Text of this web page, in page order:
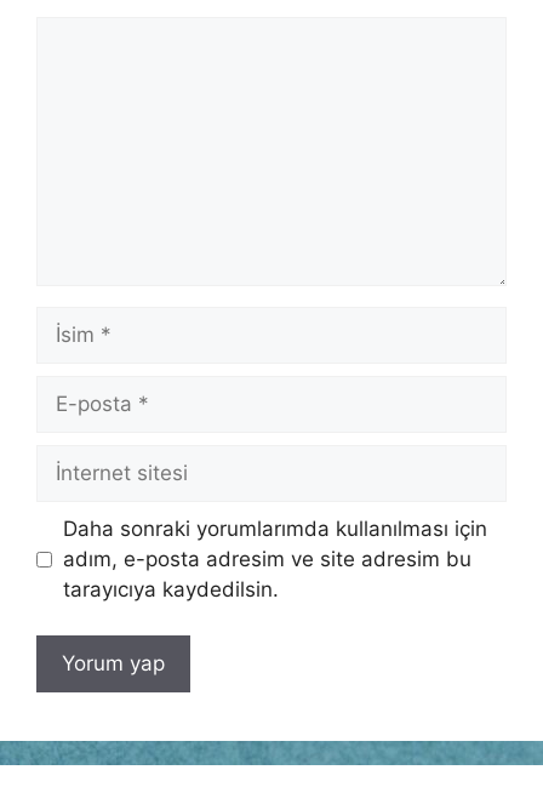
İsim
posta
İnternet
sitesi
Daha sonraki yorumlarımda kullanılması için
adım, e-posta adresim ve site adresim bu
tarayıcıya kaydedilsin.